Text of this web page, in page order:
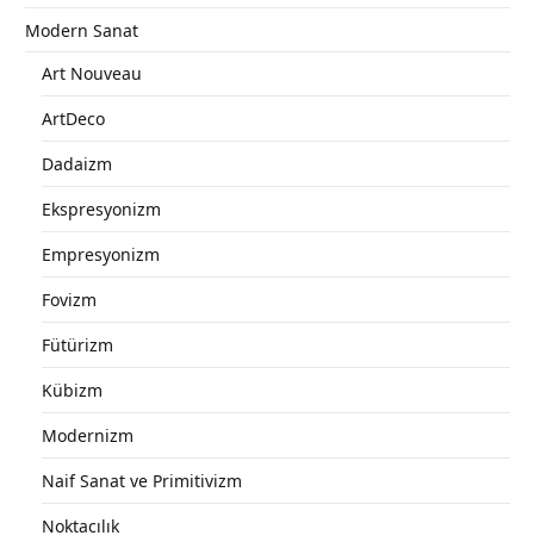
Modern Sanat
Art Nouveau
ArtDeco
Dadaizm
Ekspresyonizm
Empresyonizm
Fovizm
Fütürizm
Kübizm
Modernizm
Naif Sanat ve Primitivizm
Noktacılık